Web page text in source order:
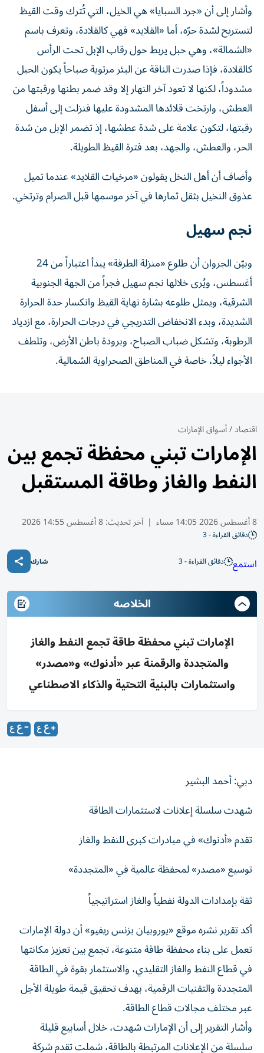
وأشار إلى أن «جرد السبايا» هي الخيل، التي تُترك وقت القيظ
لتستريح لشدة حرّه، أما «القلايد» فهي كالقلادة، وتعرف باسم
«الشمالة»، وهي حبل يربط حول رقاب الإبل تحت الرأس
كالقلادة، فإذا صدرت الناقة عن البئر مرتوية صباحاً يكون الحبل
مشدوداً، لكنها لا تعود آخر النهار إلا وقد ضمر بطنها ورقبتها من
العطش، وارتخت قلائدها المشدودة عليها فنزلت إلى أسفل
رقبتها، لتكون علامة على شدة عطشها، إذ تضمر الإبل من شدة
الحر، والعطش، والجهد، بعد فترة القيظ الطويلة.
وأضاف أن أهل النخل يقولون «مرخيات القلايد» عندما تميل
عذوق النخيل بثقل ثمارها في آخر موسمها قبل الصرام وترتخي.
نجم سهيل
وبيّن الجروان أن طلوع «منزلة الطرفة» يبدأ اعتباراً من 24
أغسطس، ويُرى خلالها نجم سهيل فجراً من الجهة الجنوبية
الشرقية، ويمثل طلوعه بشارة نهاية القيظ وانكسار حدة الحرارة
الشديدة، وبدء الانخفاض التدريجي في درجات الحرارة، مع ازدياد
الرطوبة، وتشكل ضباب الصباح، وبرودة باطن الأرض، وتلطف
الأجواء ليلاً، خاصة في المناطق الصحراوية الشمالية.
اقتصاد/أسواق الإمارات
الإمارات تبني محفظة تجمع بين
النفط والغاز وطاقة المستقبل
8 أغسطس 2026 14:05 مساء | آخر تحديث:8 أغسطس 14:55 2026
دقائق القراءة - 3
استمع دقائق القراءة - 3 شارك
الخلاصه
الإمارات تبني محفظة طاقة تجمع النفط والغاز
والمتجددة والرقمنة عبر «أدنوك» و«مصدر»
واستثمارات بالبنية التحتية والذكاء الاصطناعي
دبي: أحمد البشير
تقدم «أدنوك» في مبادرات كبرى للنفط والغاز
ثقة بإمدادات الدولة نفطياً والغاز استراتيجياً
تعمل على بناء محفظة طاقة متنوعة، تجمع بين تعزيز مكانتها
في قطاع النفط والغاز التقليدي، والاستثمار بقوة في الطاقة
المتجددة والتقنيات الرقمية، بهدف تحقيق قيمة طويلة الأجل
عبر مختلف مجالات قطاع الطاقة.
وأشار التقرير إلى أن الإمارات شهدت، خلال أسابيع قليلة
سلسلة من الإعلانات المرتبطة بالطاقة، شملت تقدم شركة